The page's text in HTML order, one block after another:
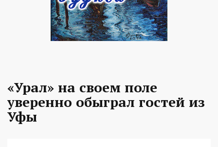
«Урал» на своем поле
уверенно обыграл гостей из
Уфы